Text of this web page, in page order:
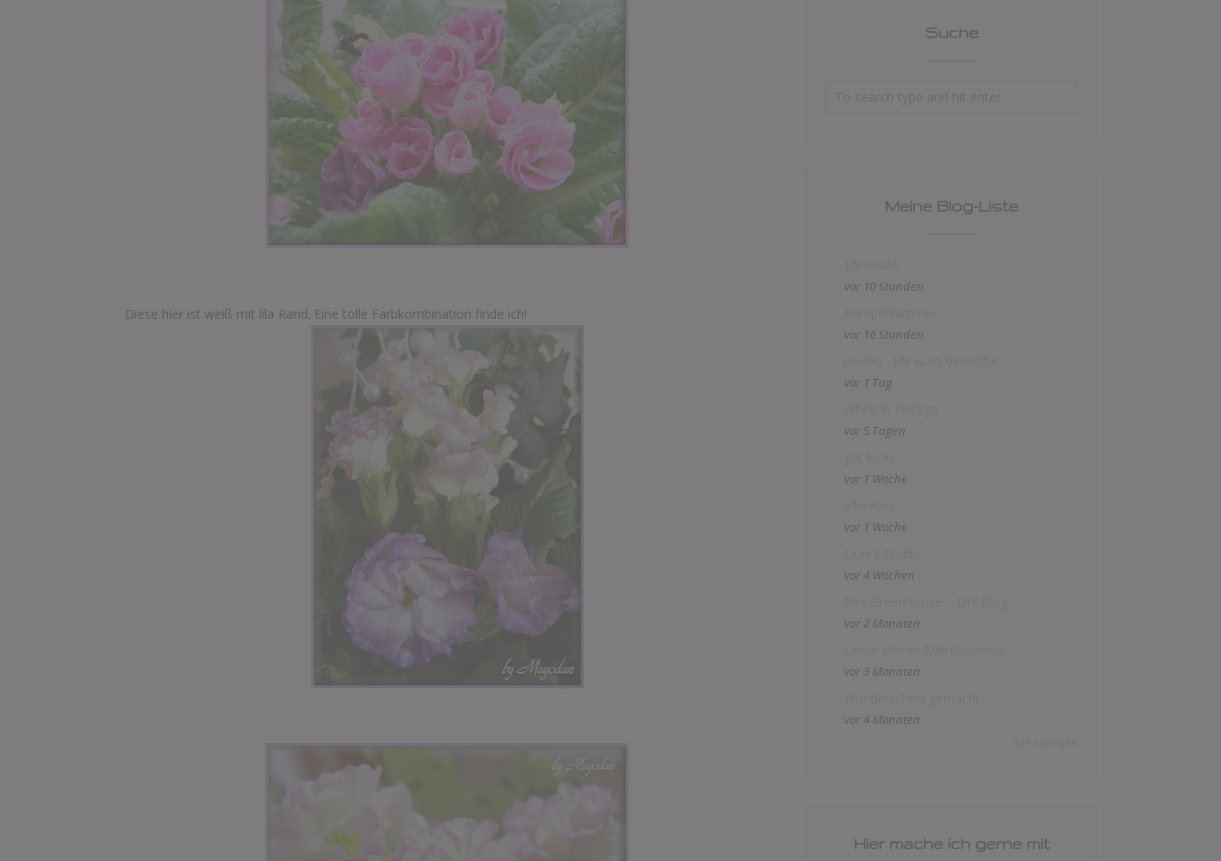
Diese hier ist weiß mit lila Rand. Eine tolle Farbkombination finde ich!
Suche
Meine Blog-Liste
vor 10 Stunden
vor 16 Stunden
vor 1 Tag
vor 5 Tagen
vor 1 Woche
vor 1 Woche
vor 4 Wochen
vor 2 Monaten
vor 3 Monaten
vor 4 Monaten
Hier mache ich gerne mit